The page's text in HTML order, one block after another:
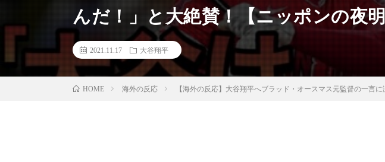
んだ！」と大絶賛！【ニッポンの夜
2021.11.17 大谷翔平
HOME 海外の反応 【海外の反応】大谷翔平へブラッド・オースマス元監督の一言